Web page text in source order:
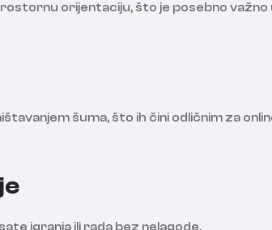
orijentaciju, što je posebno važno
šuma, što ih čini odličnim za
igranja ili rada bez nelagode.